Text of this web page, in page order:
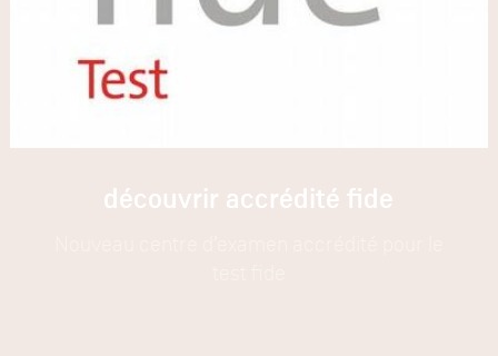
découvrir accrédité fide